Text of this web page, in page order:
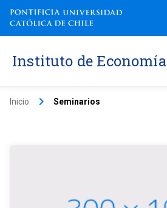
Instituto de Economía
Inicio keyboard_arrow_right Seminarios